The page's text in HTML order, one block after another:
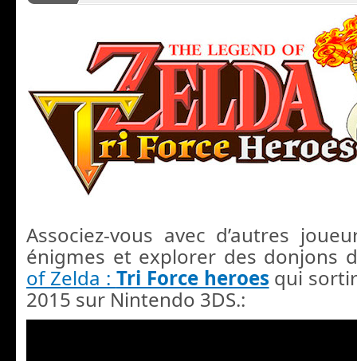
Associez-vous avec d’autres
énigmes et explorer des donjons
of Zelda : Tri Force heroes qui
2015 sur Nintendo 3DS.: